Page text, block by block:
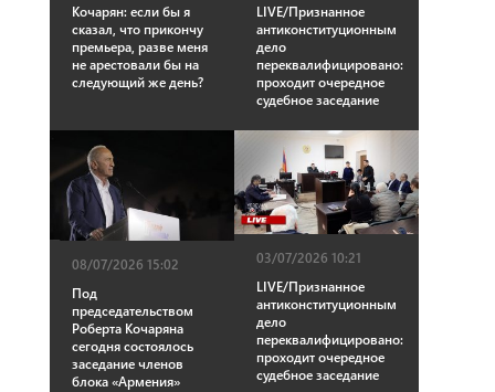
Кочарян: если бы я
сказал, что прикончу
премьера, разве меня
не арестовали бы на
следующий же день?
LIVE/Признанное
антиконституционным
дело
переквалифицировано:
проходит очередное
судебное заседание
08/07/2026 15:02
Под
председательством
Роберта Кочаряна
сегодня состоялось
заседание членов
блока «Армения»
03/07/2026 10:21
LIVE/Признанное
антиконституционным
дело
переквалифицировано:
проходит очередное
судебное заседание